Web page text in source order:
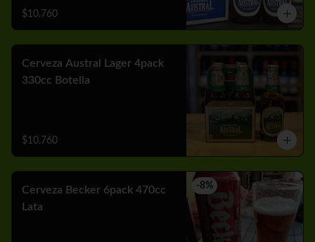
$10.760
Cerveza Austral Lager 4pack
330cc Botella
$10.760
-8%
Cerveza Becker 6pack 470cc
Lata